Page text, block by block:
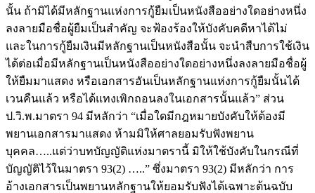
นั้น ถ้ามิได้มีหลักฐานแห่งการกู้ยืมเป็นหนังสืออย่างใดอย่างหนึ่ง
ลงลายมือชื่อผู้ยืมเป็นสำคัญ จะฟ้องร้องให้บังคับคดีหาได้ไม่
และในการกู้ยืมเงินมีหลักฐานเป็นหนังสือนั้น จะนำสืบการใช้เงิน
ได้ต่อเมื่อมีหลักฐานเป็นหนังสืออย่างใดอย่างหนึ่งลงลายมือชื่อผู้
ให้ยืมมาแสดง หรือเอกสารอันเป็นหลักฐานแห่งการกู้ยืมนั้นได้
เวนคืนแล้ว หรือได้แทงเพิกถอนลงในเอกสารนั้นแล้ว” ส่วน
ป.วิ.พ.มาตรา 94 มีหลักว่า “เมื่อใดมีกฎหมายบังคับให้ต้องมี
พยานเอกสารมาแสดง ห้ามมิให้ศาลยอมรับฟังพยาน
บุคคล…..แต่ว่าบทบัญญัติแห่งมาตรานี้ มิให้ใช้บังคับในกรณีที่
บัญญัติไว้ในมาตรา 93(2) …..” ซึ่งมาตรา 93(2) มีหลักว่า การ
อ้างเอกสารเป็นพยานหลักฐานให้ยอมรับฟังได้เฉพาะต้นฉบับ